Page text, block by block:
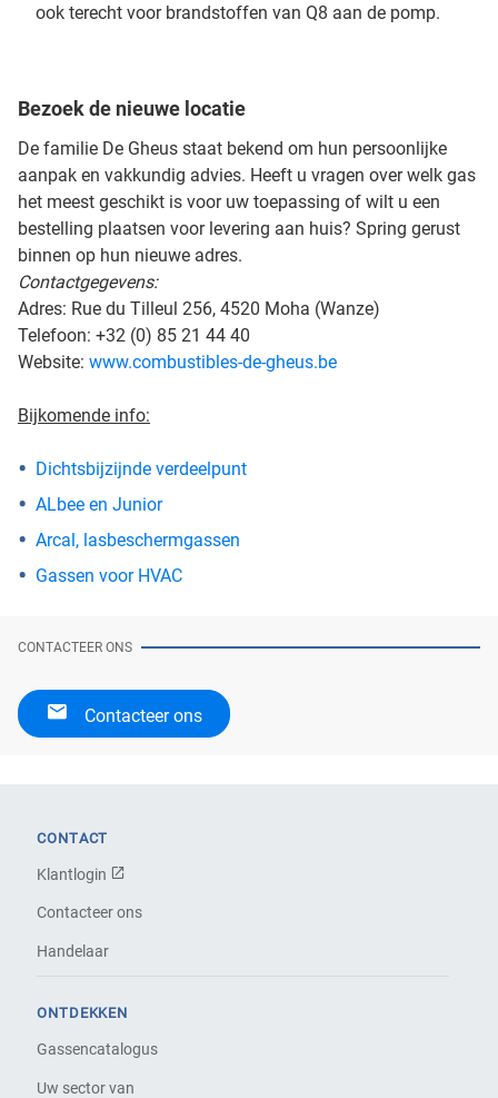
ook terecht voor brandstoffen van Q8 aan de pomp.
Bezoek de nieuwe locatie
De familie De Gheus staat bekend om hun persoonlijke
aanpak en vakkundig advies. Heeft u vragen over welk gas
het meest geschikt is voor uw toepassing of wilt u een
bestelling plaatsen voor levering aan huis? Spring gerust
binnen op hun nieuwe adres.
Contactgegevens:
Adres: Rue du Tilleul 256, 4520 Moha (Wanze)
Telefoon: +32 (0) 85 21 44 40
Website: www.combustibles-de-gheus.be
Bijkomende info:
Dichtsbijzijnde verdeelpunt
ALbee en Junior
Arcal, lasbeschermgassen
Gassen voor HVAC
CONTACTEER ONS
Contacteer ons
CONTACT
Klantlogin
Contacteer ons
Handelaar
ONTDEKKEN
Gassencatalogus
Uw sector van